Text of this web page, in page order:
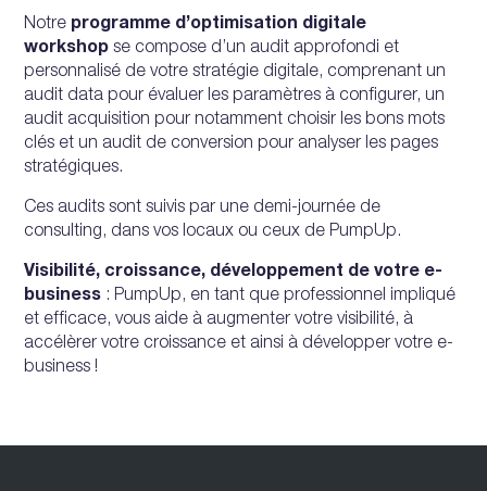
Notre programme d’optimisation digitale
workshop se compose d’un audit approfondi et
personnalisé de votre stratégie digitale, comprenant un
audit data pour évaluer les paramètres à configurer, un
audit acquisition pour notamment choisir les bons mots
clés et un audit de conversion pour analyser les pages
stratégiques.
Ces audits sont suivis par une demi-journée de
consulting, dans vos locaux ou ceux de PumpUp.
Visibilité, croissance, développement de votre e-
business : PumpUp, en tant que professionnel impliqué
et efficace, vous aide à augmenter votre visibilité, à
accélèrer votre croissance et ainsi à développer votre e-
business !